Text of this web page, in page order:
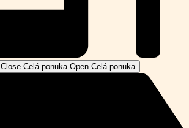
Close Celá ponuka Open Celá ponuka